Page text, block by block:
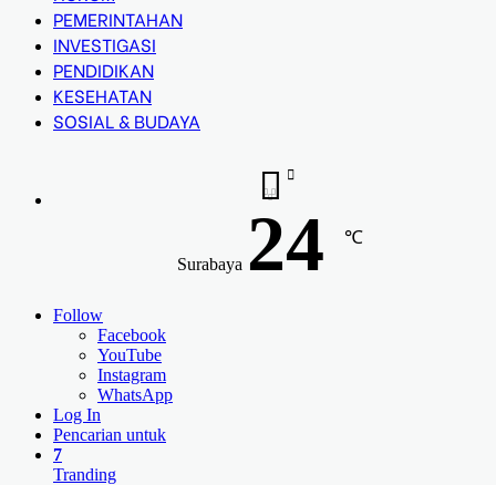
PEMERINTAHAN
INVESTIGASI
PENDIDIKAN
KESEHATAN
SOSIAL & BUDAYA
Surabaya 24 ℃
Follow
Facebook
YouTube
Instagram
WhatsApp
Log In
Pencarian untuk
7
Tranding